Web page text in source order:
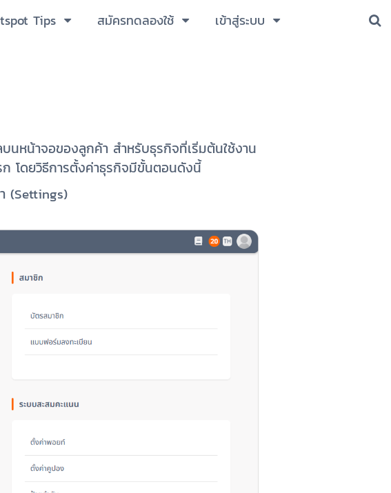
Tips สมัครทดลองใช้ เข้าสู่ระบบ
นหน้าจอของลูกค้า สำหรับธุรกิจที่เริ่มต้นใช้งาน
โดยวิธีการตั้งค่าธุรกิจมีขั้นตอนดังนี้
(Settings)